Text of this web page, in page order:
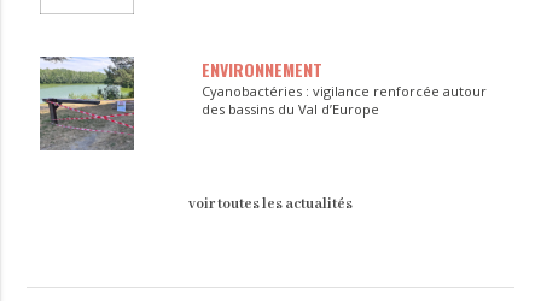
ENVIRONNEMENT
Cyanobactéries : vigilance renforcée autour
des bassins du Val d’Europe
voir toutes les actualités